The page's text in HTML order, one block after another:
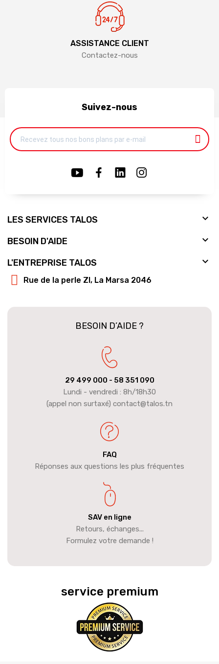
ASSISTANCE CLIENT
Contactez-nous
Suivez-nous
LES SERVICES TALOS 
BESOIN D'AIDE 
L'ENTREPRISE TALOS 
Rue de la perle ZI, La Marsa 2046
BESOIN D’AIDE ?
29 499 000 - 58 351 090
Lundi - vendredi : 8h/18h30
(appel non surtaxé) contact@talos.tn
FAQ
Réponses aux questions les plus fréquentes
SAV en ligne
Retours, échanges...
Formulez votre demande !
service premium